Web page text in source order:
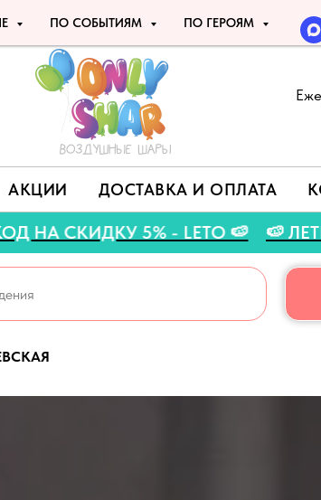
ПО СОБЫТИЯМ ПО ГЕРОЯМ
АКЦИИ ДОСТАВКА И ОПЛАТА
🍉 ПРОМОКОД НА СКИДКУ 5% -